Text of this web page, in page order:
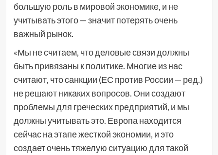
большую роль в мировой экономике, и не
учитывать этого — значит потерять очень
важный рынок.
«Мы не считаем, что деловые связи должны
быть привязаны к политике. Многие из нас
считают, что санкции (ЕС против России — ред.)
не решают никаких вопросов. Они создают
проблемы для греческих предприятий, и мы
должны учитывать это. Европа находится
сейчас на этапе жесткой экономии, и это
создает очень тяжелую ситуацию для такой